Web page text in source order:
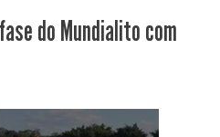
do Mundialito com